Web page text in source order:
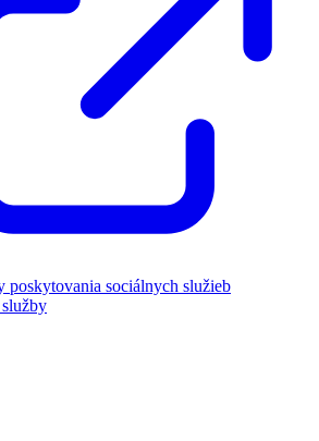
poskytovania sociálnych služieb